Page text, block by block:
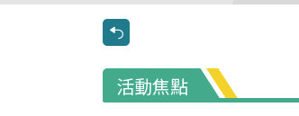
活動焦點